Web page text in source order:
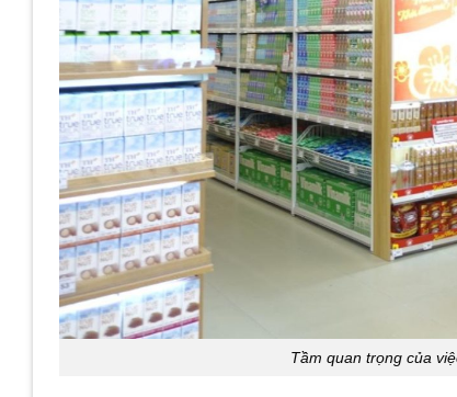
Tầm quan trọng của